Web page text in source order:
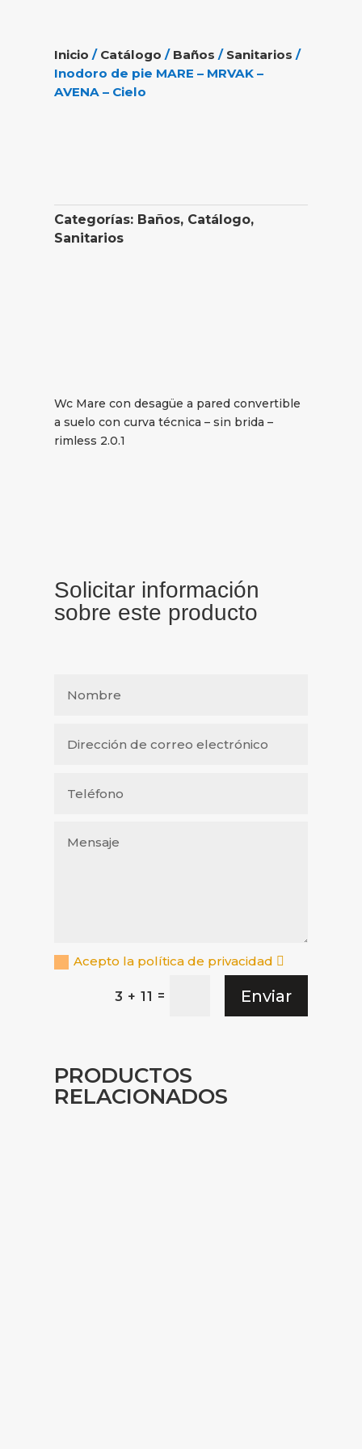
Inicio / Catálogo / Baños / Sanitarios /
Inodoro de pie MARE – MRVAK –
AVENA – Cielo
Categorías: Baños, Catálogo,
Sanitarios
Wc Mare con desagüe a pared convertible
a suelo con curva técnica – sin brida –
rimless 2.0.1
Solicitar información
sobre este producto
Acepto la política de privacidad
3 + 11 = Enviar
PRODUCTOS
RELACIONADOS